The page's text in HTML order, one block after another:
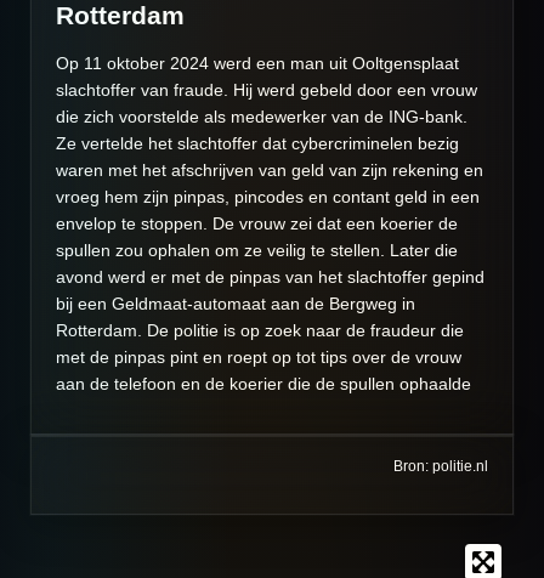
Rotterdam
Op 11 oktober 2024 werd een man uit Ooltgensplaat
slachtoffer van fraude. Hij werd gebeld door een vrouw
die zich voorstelde als medewerker van de ING-bank.
Ze vertelde het slachtoffer dat cybercriminelen bezig
waren met het afschrijven van geld van zijn rekening en
vroeg hem zijn pinpas, pincodes en contant geld in een
envelop te stoppen. De vrouw zei dat een koerier de
spullen zou ophalen om ze veilig te stellen. Later die
avond werd er met de pinpas van het slachtoffer gepind
bij een Geldmaat-automaat aan de Bergweg in
Rotterdam. De politie is op zoek naar de fraudeur die
met de pinpas pint en roept op tot tips over de vrouw
aan de telefoon en de koerier die de spullen ophaalde
Bron: politie.nl